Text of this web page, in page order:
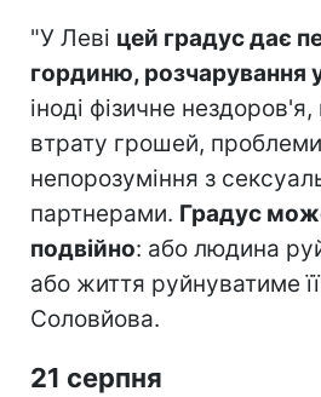
"У Леві цей градус дає
гординю, розчарування
іноді фізичне
втрату грошей,
непорозуміння з
партнерами. Градус
подвійно: або людина
або життя руйнуватиме
Соловйова.
21 серпня